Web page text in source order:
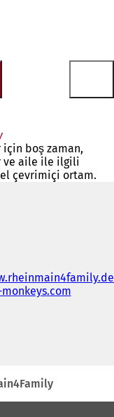
boş zaman,
ve aile ile ilgili
çevrimiçi ortam.
com